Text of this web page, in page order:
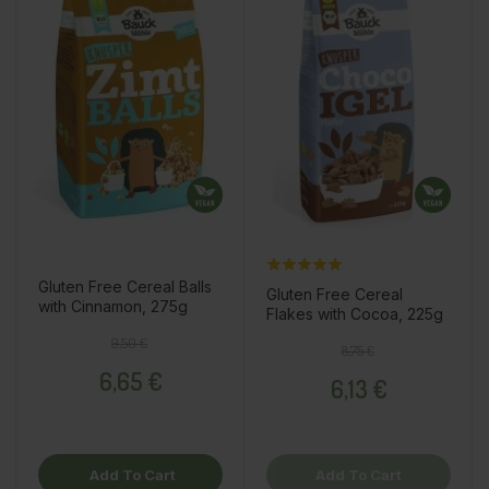
Gluten Free Cereal Balls
with Cinnamon, 275g
6,65 €
Add To Cart
Gluten Free Cereal
Flakes with Cocoa, 225g
6,13 €